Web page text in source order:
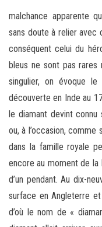
malchance apparente
sans doute à relier avec
conséquent celui du
bleus ne sont pas rares
singulier, on évoque
découverte en Inde au
le diamant devint
ou, à l’occasion,
dans la famille royale
encore au moment de la
d’un pendant. Au dix-
surface en Angleterre
d’où le nom de «